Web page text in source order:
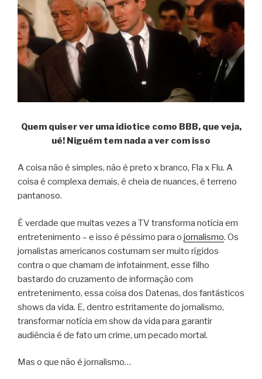
Quem quiser ver uma idiotice como BBB, que veja,
ué! Niguém tem nada a ver com isso
A coisa não é simples, não é preto x branco, Fla x Flu. A
coisa é complexa demais, é cheia de nuances, é terreno
pantanoso.
É verdade que muitas vezes a TV transforma notícia em
entretenimento – e isso é péssimo para o jornalismo. Os
jornalistas americanos costumam ser muito rígidos
contra o que chamam de infotainment, esse filho
bastardo do cruzamento de informação com
entretenimento, essa coisa dos Datenas, dos fantásticos
shows da vida. E, dentro estritamente do jornalismo,
transformar notícia em show da vida para garantir
audiência é de fato um crime, um pecado mortal.
Mas o que não é jornalismo…